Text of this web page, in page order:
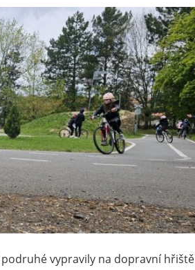
vypravily na dopravní hřiště